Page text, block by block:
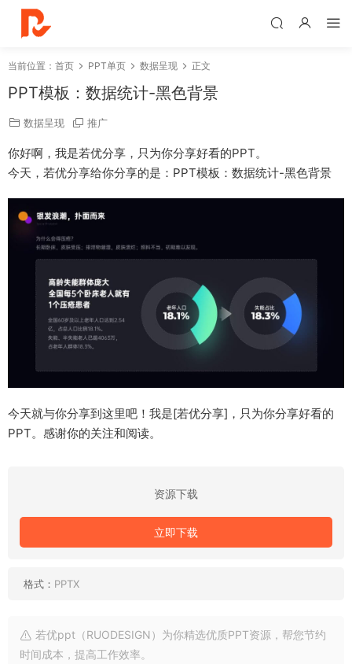
当前位置： 首页 PPT单页 数据呈现 正文
PPT模板：数据统计-黑色背景
数据呈现 推广
你好啊，我是若优分享，只为你分享好看的PPT。
今天，若优分享给你分享的是：PPT模板：数据统计-黑色背景
今天就与你分享到这里吧！我是[若优分享]，只为你分享好看的
PPT。感谢你的关注和阅读。
资源下载
立即下载
格式： PPTX
若优ppt（RUODESIGN）为你精选优质PPT资源，帮您节约
时间成本，提高工作效率。